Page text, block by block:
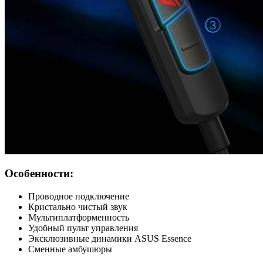
Особенности:
Проводное подключение
Кристально чистый звук
Мультиплатформенность
Удобный пульт управления
Эксклюзивные динамики ASUS Essence
Сменные амбушюры